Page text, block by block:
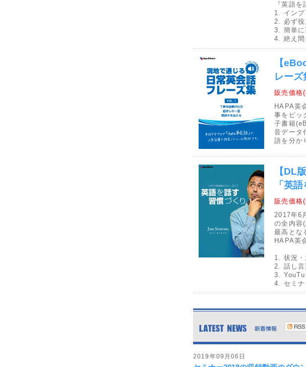
『英語を
1. インプ
2. 必ず役
3. 簡単に
4. 絶え間
【
レー
販売価格
HAPA英
事をピッ
子書籍
音データ
語を分か
【DL
「英
販売価格
2017年6
の全内容
最高とな
HAPA英
1. 状況・
2. 話し言
3.
4. セミナ
2019年09月06日